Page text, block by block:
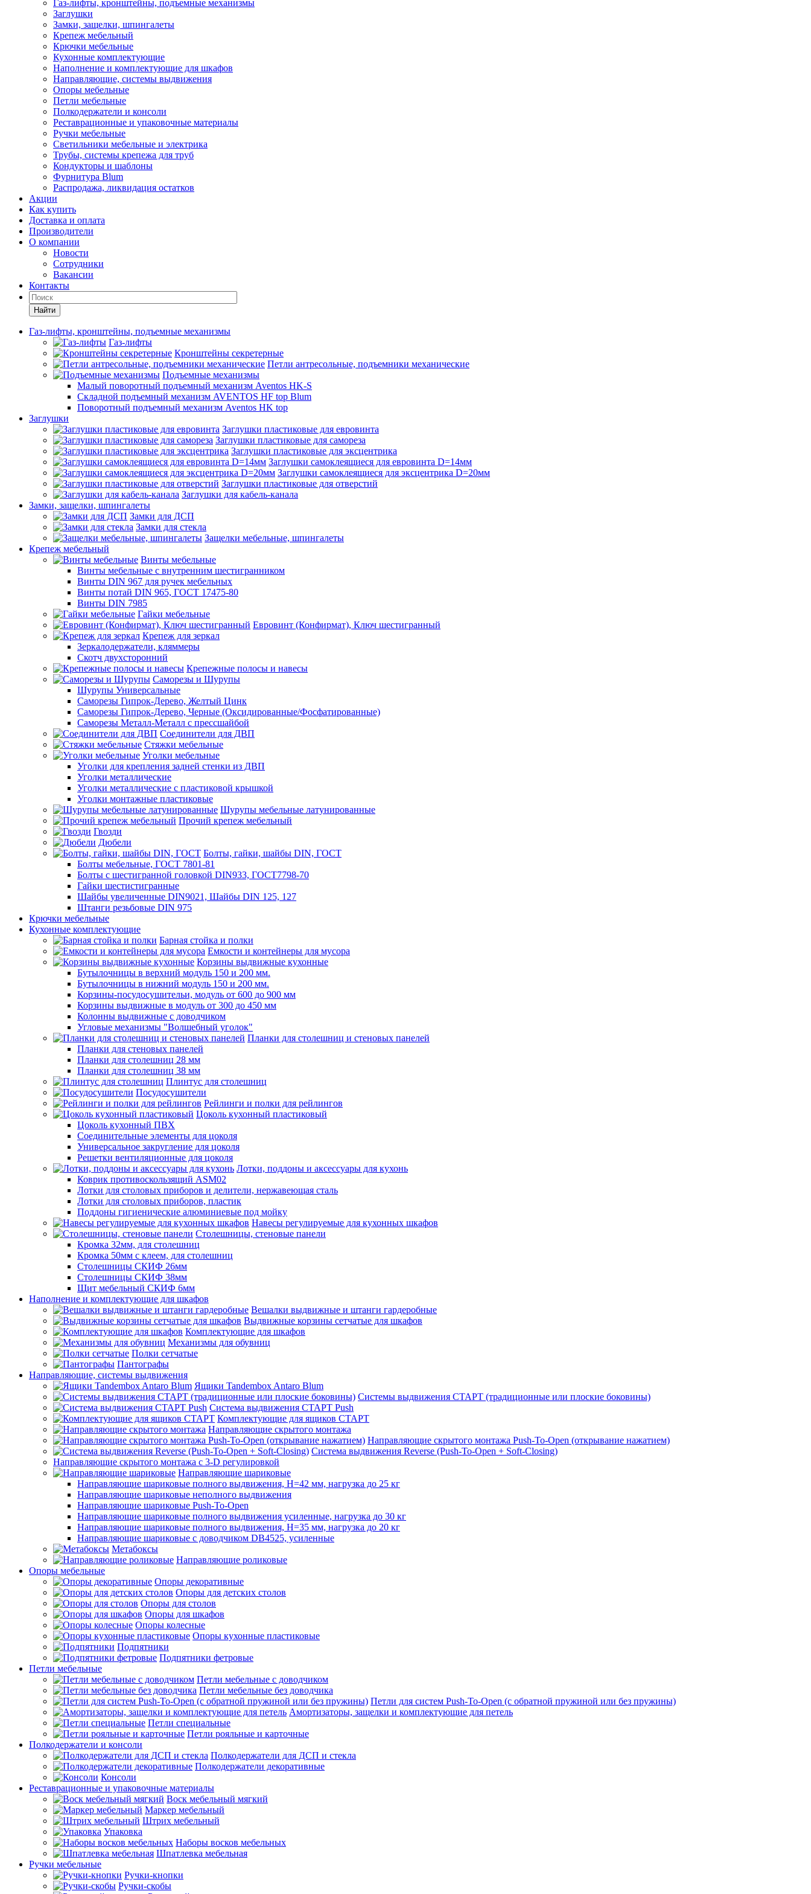
Газ-лифты, кронштейны, подъемные механизмы
Заглушки
Замки, защелки, шпингалеты
Крепеж мебельный
Крючки мебельные
Кухонные комплектующие
Наполнение и комплектующие для шкафов
Направляющие, системы выдвижения
Опоры мебельные
Петли мебельные
Полкодержатели и консоли
Реставрационные и упаковочные материалы
Ручки мебельные
Светильники мебельные и электрика
Трубы, системы крепежа для труб
Кондукторы и шаблоны
Фурнитура Blum
Распродажа, ликвидация остатков
Акции
Как купить
Доставка и оплата
Производители
О компании
Новости
Сотрудники
Вакансии
Контакты
Найти
Газ-лифты, кронштейны, подъемные механизмы
Газ-лифты
Кронштейны секретерные
Петли антресольные, подъемники механические
Подъемные механизмы
Малый поворотный подъемный механизм Aventos HK-S
Складной подъемный механизм AVENTOS HF top Blum
Поворотный подъемный механизм Aventos HK top
Заглушки
Заглушки пластиковые для евровинта
Заглушки пластиковые для самореза
Заглушки пластиковые для эксцентрика
Заглушки самоклеящиеся для евровинта D=14мм
Заглушки самоклеящиеся для эксцентрика D=20мм
Заглушки пластиковые для отверстий
Заглушки для кабель-канала
Замки, защелки, шпингалеты
Замки для ДСП
Замки для стекла
Защелки мебельные, шпингалеты
Крепеж мебельный
Винты мебельные
Винты мебельные с внутренним шестигранником
Винты DIN 967 для ручек мебельных
Винты потай DIN 965, ГОСТ 17475-80
Винты DIN 7985
Гайки мебельные
Евровинт (Конфирмат), Ключ шестигранный
Крепеж для зеркал
Зеркалодержатели, кляммеры
Скотч двухсторонний
Крепежные полосы и навесы
Саморезы и Шурупы
Шурупы Универсальные
Саморезы Гипрок-Дерево, Желтый Цинк
Саморезы Гипрок-Дерево, Черные (Оксидированные/Фосфатированные)
Саморезы Металл-Металл с прессшайбой
Соединители для ДВП
Стяжки мебельные
Уголки мебельные
Уголки для крепления задней стенки из ДВП
Уголки металлические
Уголки металлические с пластиковой крышкой
Уголки монтажные пластиковые
Шурупы мебельные латунированные
Прочий крепеж мебельный
Гвозди
Дюбели
Болты, гайки, шайбы DIN, ГОСТ
Болты мебельные, ГОСТ 7801-81
Болты с шестигранной головкой DIN933, ГОСТ7798-70
Гайки шестистигранные
Шайбы увеличенные DIN9021, Шайбы DIN 125, 127
Штанги резьбовые DIN 975
Крючки мебельные
Кухонные комплектующие
Барная стойка и полки
Емкости и контейнеры для мусора
Корзины выдвижные кухонные
Бутылочницы в верхний модуль 150 и 200 мм.
Бутылочницы в нижний модуль 150 и 200 мм.
Корзины-посудосушительи, модуль от 600 до 900 мм
Корзины выдвижные в модуль от 300 до 450 мм
Колонны выдвижные с доводчиком
Угловые механизмы "Волшебный уголок"
Планки для столешниц и стеновых панелей
Планки для стеновых панелей
Планки для столешниц 28 мм
Планки для столешниц 38 мм
Плинтус для столешниц
Посудосушители
Рейлинги и полки для рейлингов
Цоколь кухонный пластиковый
Цоколь кухонный ПВХ
Соединительные элементы для цоколя
Универсальное закругление для цоколя
Решетки вентиляционные для цоколя
Лотки, поддоны и аксессуары для кухонь
Коврик противоскользящий ASM02
Лотки для столовых приборов и делители, нержавеющая сталь
Лотки для столовых приборов, пластик
Поддоны гигиенические алюминиевые под мойку
Навесы регулируемые для кухонных шкафов
Столешницы, стеновые панели
Кромка 32мм, для столешниц
Кромка 50мм с клеем, для столешниц
Столешницы СКИФ 26мм
Столешницы СКИФ 38мм
Щит мебельный СКИФ 6мм
Наполнение и комплектующие для шкафов
Вешалки выдвижные и штанги гардеробные
Выдвижные корзины сетчатые для шкафов
Комплектующие для шкафов
Механизмы для обувниц
Полки сетчатые
Пантографы
Направляющие, системы выдвижения
Ящики Tandembox Antaro Blum
Системы выдвижения СТАРТ (традиционные или плоские боковины)
Система выдвижения СТАРТ Push
Комплектующие для ящиков СТАРТ
Направляющие скрытого монтажа
Направляющие скрытого монтажа Push-To-Open (открывание нажатием)
Система выдвижения Reverse (Push-To-Open + Soft-Closing)
Направляющие скрытого монтажа с 3-D регулировкой
Направляющие шариковые
Направляющие шариковые полного выдвижения, H=42 мм, нагрузка до 25 кг
Направляющие шариковые неполного выдвижения
Направляющие шариковые Push-To-Open
Направляющие шариковые полного выдвижения усиленные, нагрузка до 30 кг
Направляющие шариковые полного выдвижения, H=35 мм, нагрузка до 20 кг
Направляющие шариковые с доводчиком DB4525, усиленные
Метабоксы
Направляющие роликовые
Опоры мебельные
Опоры декоративные
Опоры для детских столов
Опоры для столов
Опоры для шкафов
Опоры колесные
Опоры кухонные пластиковые
Подпятники
Подпятники фетровые
Петли мебельные
Петли мебельные с доводчиком
Петли мебельные без доводчика
Петли для систем Push-To-Open (с обратной пружиной или без пружины)
Амортизаторы, защелки и комплектующие для петель
Петли специальные
Петли рояльные и карточные
Полкодержатели и консоли
Полкодержатели для ДСП и стекла
Полкодержатели декоративные
Консоли
Реставрационные и упаковочные материалы
Воск мебельный мягкий
Маркер мебельный
Штрих мебельный
Упаковка
Наборы восков мебельных
Шпатлевка мебельная
Ручки мебельные
Ручки-кнопки
Ручки-скобы